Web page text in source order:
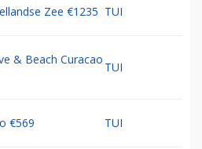
Zee €1235 TUI
& Beach Curacao
TUI
€569 TUI